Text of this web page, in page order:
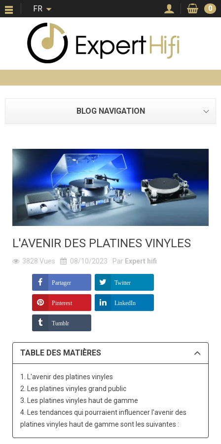
FR 0
BLOG NAVIGATION
L'AVENIR DES PLATINES VINYLES
3828 Vues 08/10/2023 Par Expert hifi
Partager Twitter
Pinterest LinkedIn
Tumblr
TABLE DES MATIÈRES
1. L'avenir des platines vinyles
2. Les platines vinyles grand public
3. Les platines vinyles haut de gamme
4. Les tendances qui pourraient influencer l'avenir des
platines vinyles haut de gamme sont les suivantes :